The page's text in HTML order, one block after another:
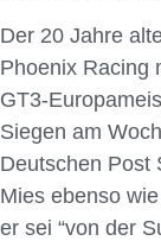
Der 20 Jahre
Phoenix Racing
GT3-
Siegen am
Deutschen Post
Mies ebenso
er sei “von der